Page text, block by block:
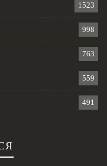
1523
998
763
559
491